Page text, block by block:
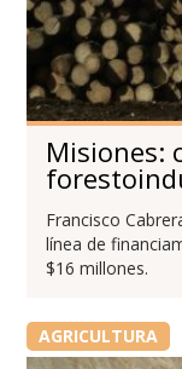
Misiones:
Francisco
línea de
$16 millones.
AGRICULTURA